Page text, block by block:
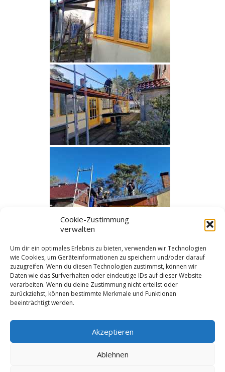
Cookie-Zustimmung
verwalten
Um dir ein optimales Erlebnis zu bieten, verwenden wir Technologien
wie Cookies, um Geräteinformationen zu speichern und/oder darauf
zuzugreifen. Wenn du diesen Technologien zustimmst, können wir
Daten wie das Surfverhalten oder eindeutige IDs auf dieser Website
verarbeiten. Wenn du deine Zustimmung nicht erteilst oder
zurückziehst, können bestimmte Merkmale und Funktionen
beeinträchtigt werden.
Akzeptieren
Ablehnen
1 2 ►
Kategorien
Aktuelles,Startseite